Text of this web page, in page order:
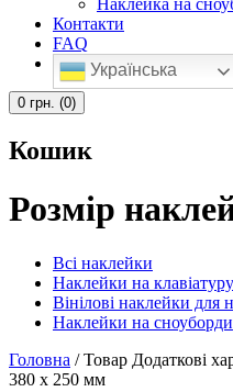
Наклейка на
Контакти
FAQ
Українська
0 грн. (0)
Кошик
Розмір
Всі наклейки
Наклейки на клавіатуру
Вінілові наклейки для
Наклейки на сноуборди
Головна / Товар Додаткові
380 х 250 мм